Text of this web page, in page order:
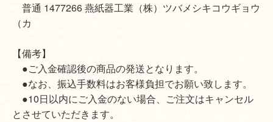
普通 1477266 燕紙器工業（株）ツバメシキコウギョウ
（カ
【備考】
●ご入金確認後の商品の発送となります。
●なお、振込手数料はお客様負担でお願い致します。
●10日以内にご入金のない場合、ご注文はキャンセル
とさせていただきます。